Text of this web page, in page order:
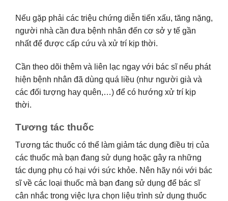
Nếu gặp phải các triệu chứng diễn tiến xấu, tăng nặng,
người nhà cần đưa bệnh nhân đến cơ sở y tế gần
nhất để được cấp cứu và xử trí kịp thời.
Cần theo dõi thêm và liên lạc ngay với bác sĩ nếu phát
hiện bệnh nhân đã dùng quá liều (như người già và
các đối tượng hay quên,…) để có hướng xử trí kịp
thời.
Tương tác thuốc
Tương tác thuốc có thể làm giảm tác dụng điều trị của
các thuốc mà bạn đang sử dụng hoặc gây ra những
tác dụng phụ có hại với sức khỏe. Nên hãy nói với bác
sĩ về các loại thuốc mà bạn đang sử dụng để bác sĩ
cân nhắc trong việc lựa chọn liệu trình sử dụng thuốc